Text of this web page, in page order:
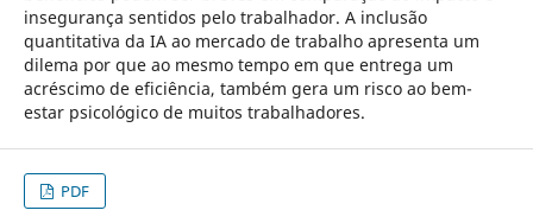
insegurança sentidos pelo trabalhador. A inclusão
quantitativa da IA ao mercado de trabalho apresenta um
dilema por que ao mesmo tempo em que entrega um
acréscimo de eficiência, também gera um risco ao bem-
estar psicológico de muitos trabalhadores.
PDF